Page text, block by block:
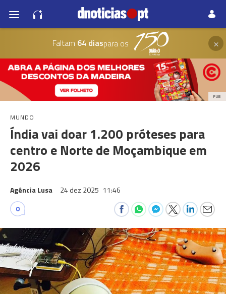
Faltam 64 diaspara os ×
PUB
MUNDO
Índia vai doar 1.200 próteses para
centro e Norte de Moçambique em
2026
Agência Lusa 24 dez 2025 11:46
0